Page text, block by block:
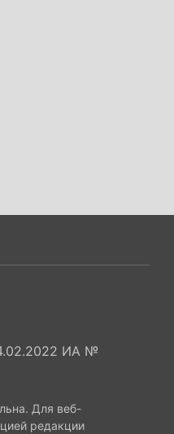
ИА №
Для веб-
редакции